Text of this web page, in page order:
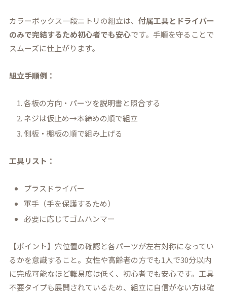
カラーボックス一段ニトリの組立は、付属工具とドライバー
のみで完結するため初心者でも安心です。手順を守ることで
スムーズに仕上がります。
組立手順例：
各板の方向・パーツを説明書と照合する
ネジは仮止め→本締めの順で組立
側板・棚板の順で組み上げる
工具リスト：
プラスドライバー
軍手（手を保護するため）
必要に応じてゴムハンマー
【ポイント】穴位置の確認と各パーツが左右対称になってい
るかを意識すること。女性や高齢者の方でも1人で30分以内
に完成可能なほど難易度は低く、初心者でも安心です。工具
不要タイプも展開されているため、組立に自信がない方は確